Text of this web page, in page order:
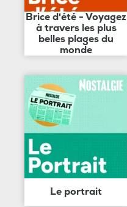
Brice d'été - Voyagez
à travers les plus
belles plages du
monde
Le portrait